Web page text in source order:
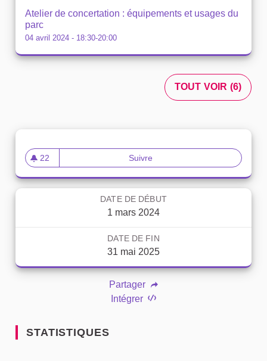
Atelier de concertation : équipements et usages du
parc
04 avril 2024 - 18:30-20:00
TOUT VOIR (6)
22
22 abonnés
Suivre Transformation de la friche
DATE DE DÉBUT
1 mars 2024
DATE DE FIN
31 mai 2025
Partager
Intégrer
STATISTIQUES